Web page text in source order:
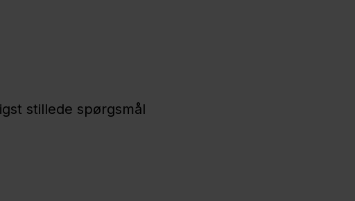
stillede spørgsmål